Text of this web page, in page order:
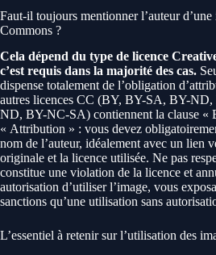
Faut-il toujours mentionner l’auteur
Commons ?
Cela dépend du type de licence
c’est requis dans la majorité des cas.
dispense totalement de l’obligation
autres licences CC (BY, BY-SA, BY-
ND, BY-NC-SA) contiennent la clause «
« Attribution » : vous devez
nom de l’auteur, idéalement avec un lien
originale et la licence utilisée. Ne pas
constitue une violation de la licence et
autorisation d’utiliser l’image, vous
sanctions qu’une utilisation sans
L’essentiel à retenir sur l’utilisation des